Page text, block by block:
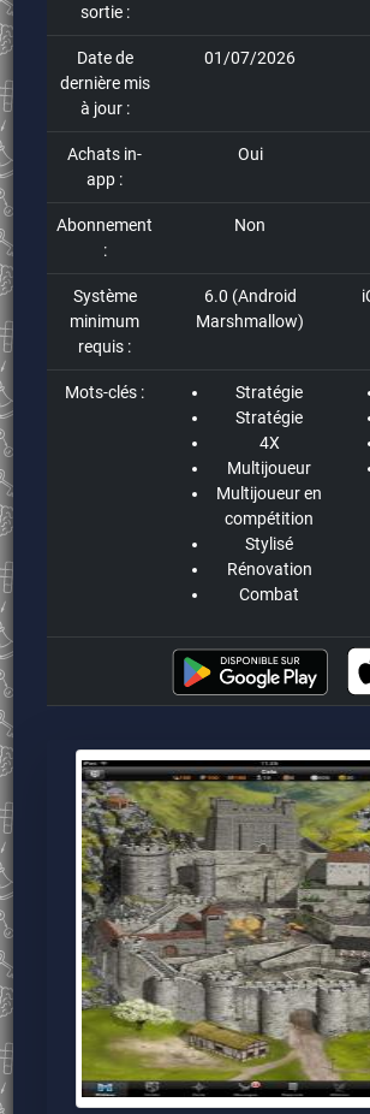
sortie :
Date de
dernière mis
à jour :
01/07/2026
Achats in-
app :
Oui
Abonnement
:
Non
Système
minimum
requis :
6.0 (Android
Marshmallow)
Mots-clés :
Stratégie
Stratégie
4X
Multijoueur
Multijoueur en
compétition
Stylisé
Rénovation
Combat